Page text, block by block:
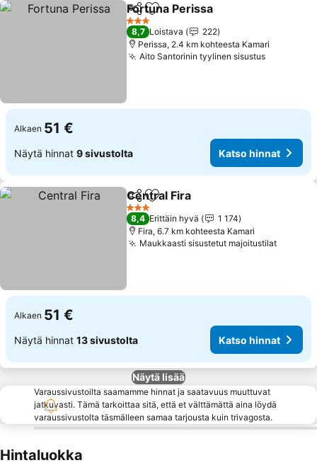
Jaa Lisää suosikkeihin
Fortuna Perissa
3 Tähtiluokitus
8,7 Loistava
222
Perissa, 2.4 km kohteesta Kamari
Aito Santorinin tyylinen sisustusKatso
Alkaen 51 €
Näytä hinnat 9 sivustolta Katso hinnat
Jaa Lisää suosikkeihin
Central Fira
3 Tähtiluokitus
8,4 Erittäin hyvä
1 174
Fira, 6.7 km kohteesta Kamari
Maukkaasti sisustetut majoitustilatKatso
Alkaen 51 €
Näytä hinnat 13 sivustolta Katso hinnat
Näytä lisää
Varaussivustoilta saamamme hinnat ja saatavuus muuttuvat
jatkuvasti. Tämä tarkoittaa sitä, että et välttämättä aina löydä
varaussivustolta täsmälleen samaa tarjousta kuin trivagosta.
Hintaluokka